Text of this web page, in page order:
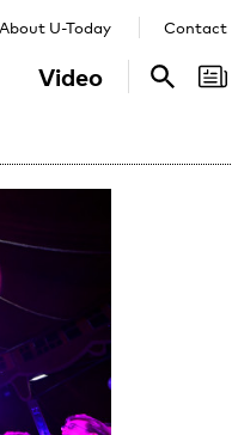
Video
About U-Today Contact
Search